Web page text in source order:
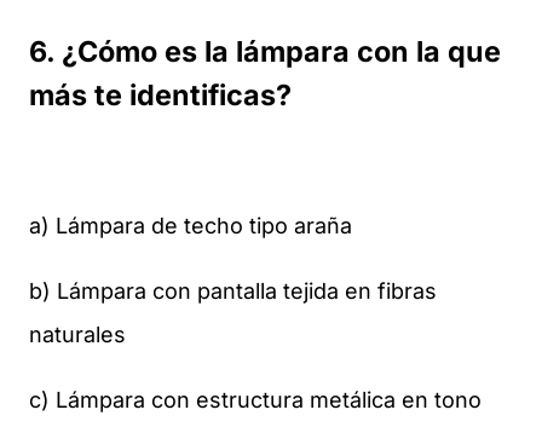
6. ¿Cómo es la lámpara con la que
más te identificas?
a) Lámpara de techo tipo araña
b) Lámpara con pantalla tejida en fibras
naturales
c) Lámpara con estructura metálica en tono